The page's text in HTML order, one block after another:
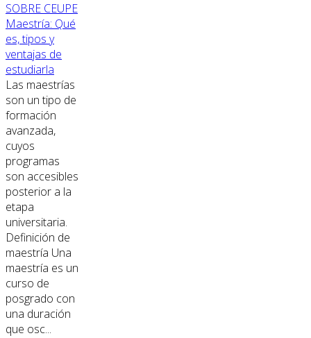
SOBRE CEUPE
Maestría: Qué
es, tipos y
ventajas de
estudiarla
Las maestrías
son un tipo de
formación
avanzada,
cuyos
programas
son accesibles
posterior a la
etapa
universitaria.
Definición de
maestría Una
maestría es un
curso de
posgrado con
una duración
que osc...